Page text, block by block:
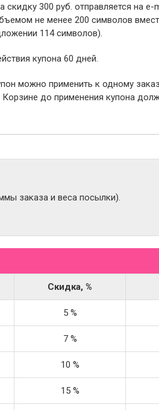
скидку 300 руб. отправляется на e-
не менее 200 символов
114 символов).
купона 60 дней.
можно применить к одному
Корзине до применения купона
заказа и веса посылки).
Скидка, %
5 %
7 %
10 %
15 %